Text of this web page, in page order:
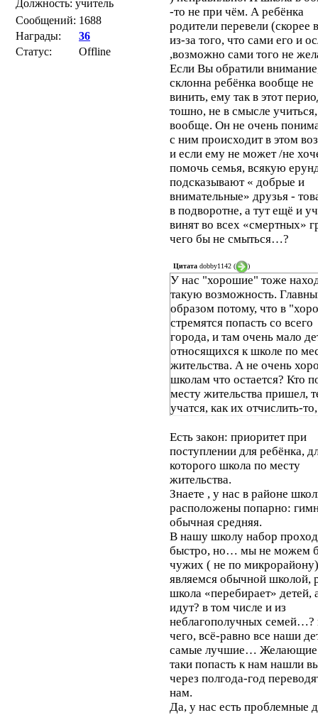
Должность: учитель
Сообщений: 1688
Награды:
36
Статус:
Offline
-то не при чём. А ребёнка
родители перевели (скорее
из-за того, что сами его и
,возможно сами того не
Если Вы обратили
склонна ребёнка вообще не
винить, ему так в этот
тошно, не в смысле
вообще. Он не очень
с ним происходит в этом
и если ему не может /не
помочь семья, всякую
подсказывают « добрые и
внимательные» друзья -
в подворотне, а тут ещё и
винят во всех «смертных»
чего бы не смыться…?
Цитата dobby1142 ( )
У нас "хорошие" тоже
такую возможность.
образом потому, что в
стремятся попасть со всего
города, и там очень мало
относящихся к школе по
жительства. А не очень
школам что остается? Кто
месту жительства пришел,
учатся, как их отчислить-
учесть, что многие эти дети
неблагополучных семей,
родители палец о палец не
а тем более не будут
школам, умолять и сувать
чтоб взяли дитятко.
Есть закон: приоритет при
поступлении для ребёнка,
которого школа по месту
жительства.
Знаете , у нас в районе
расположены попарно:
обычная средняя.
В нашу школу набор
быстро, но… мы не можем
чужих ( не по микрорайону)
являемся обычной школой,
школа «перебирает» детей,
идут? в том числе и из
неблагополучных семей…?
чего, всё-равно все наши
самые лучшие… Желающие
таки попасть к нам нашли
через полгода-год
нам.
Да, у нас есть проблемные